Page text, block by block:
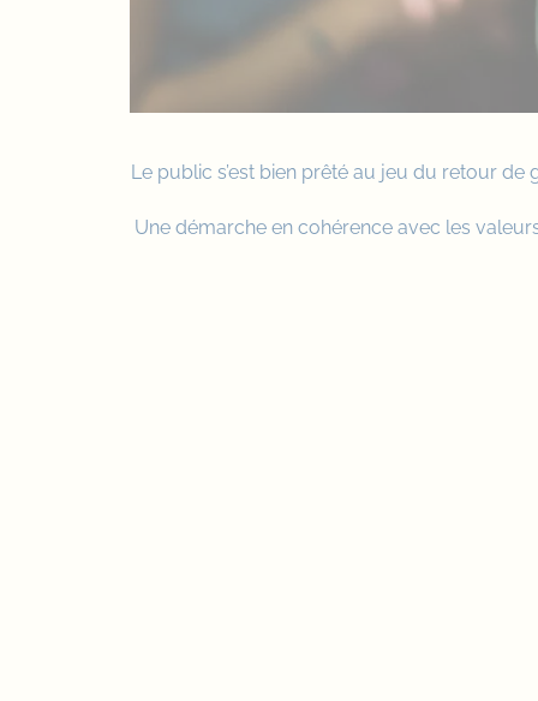
Le public s’est bien prêté au jeu du retour
Une démarche en cohérence avec les